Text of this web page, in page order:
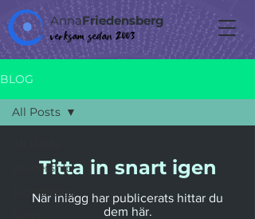
AnnaFriedensberg
verksam sedan 2003
BLOG
Leadership
Technology
All Posts
Titta in snart igen
När inlägg har publicerats hittar du
dem här.